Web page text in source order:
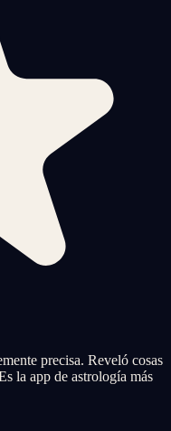
precisa. Reveló cosas
la app de astrología más